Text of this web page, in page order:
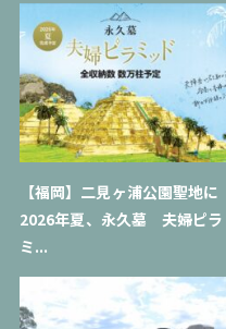
【福岡】二見ヶ浦公園聖地に
2026年夏、永久墓 夫婦ピラ
ミ...